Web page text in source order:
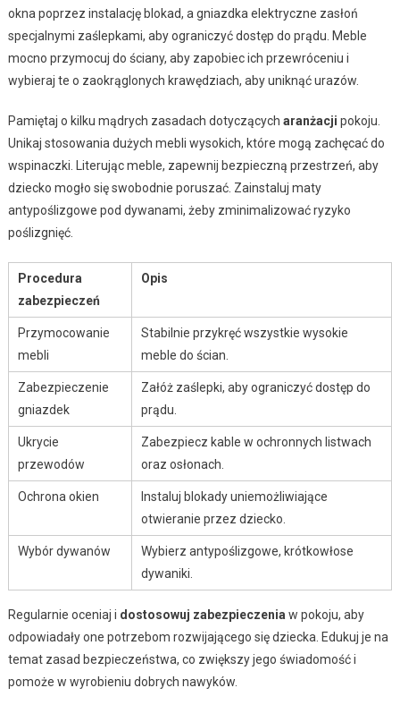
okna poprzez instalację blokad, a gniazdka elektryczne zasłoń
specjalnymi zaślepkami, aby ograniczyć dostęp do prądu. Meble
mocno przymocuj do ściany, aby zapobiec ich przewróceniu i
wybieraj te o zaokrąglonych krawędziach, aby uniknąć urazów.
Pamiętaj o kilku mądrych zasadach dotyczących aranżacji pokoju.
Unikaj stosowania dużych mebli wysokich, które mogą zachęcać do
wspinaczki. Literując meble, zapewnij bezpieczną przestrzeń, aby
dziecko mogło się swobodnie poruszać. Zainstaluj maty
antypoślizgowe pod dywanami, żeby zminimalizować ryzyko
poślizgnięć.
Procedura
zabezpieczeń
Opis
Przymocowanie
mebli
Stabilnie przykręć wszystkie wysokie
meble do ścian.
Zabezpieczenie
gniazdek
Załóż zaślepki, aby ograniczyć dostęp do
prądu.
Ukrycie
przewodów
Zabezpiecz kable w ochronnych listwach
oraz osłonach.
Ochrona okien
Instaluj blokady uniemożliwiające
otwieranie przez dziecko.
Wybór dywanów
Wybierz antypoślizgowe, krótkowłose
dywaniki.
Regularnie oceniaj i dostosowuj zabezpieczenia w pokoju, aby
odpowiadały one potrzebom rozwijającego się dziecka. Edukuj je na
temat zasad bezpieczeństwa, co zwiększy jego świadomość i
pomoże w wyrobieniu dobrych nawyków.